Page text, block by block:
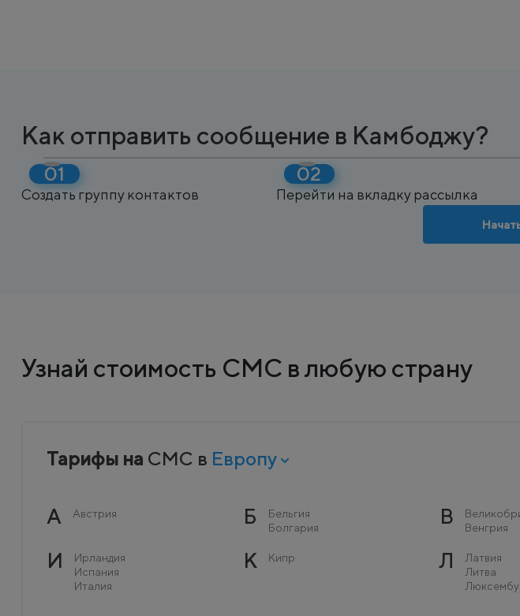
Как отправить сообщение в Камбоджу?
Создать группу контактов Перейти на вкладку рассылка
Узнай стоимость СМС в любую страну
Тарифы на СМС в Европу
А Австрия Б
Бельгия
Болгария
В
Венгрия
И
Ирландия
Испания
Италия
К Кипр Л
Латвия
Литва